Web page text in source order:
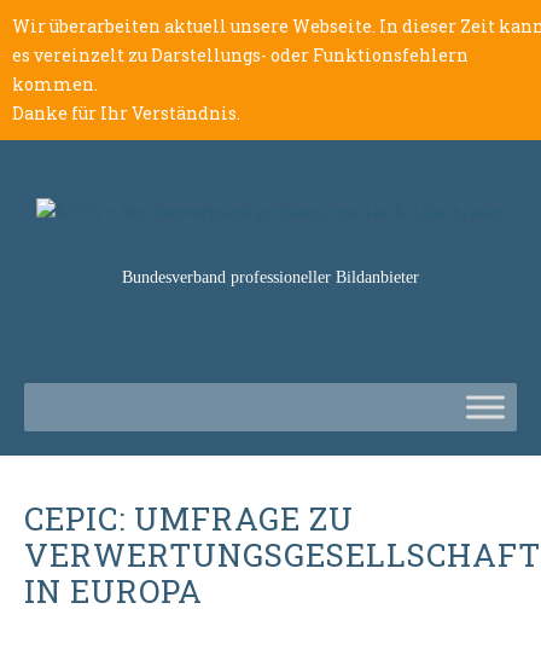
Wir überarbeiten aktuell unsere Webseite. In dieser Zeit
es vereinzelt zu Darstellungs- oder Funktionsfehlern
kommen.
Danke für Ihr Verständnis.
Bundesverband professioneller Bildanbieter
CEPIC: UMFRAGE ZU
IN EUROPA